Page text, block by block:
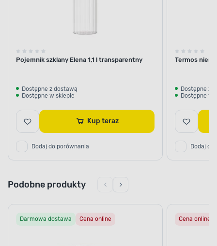
Pojemnik szklany Elena 1,1 l transparentny
Dostępne z dostawą
Dostępne w sklepie
Kup teraz
Dodaj do porównania
Termos
Dostępne z
Dostępne w
Dodaj do
Podobne produkty
Darmowa dostawa Cena online Cena online